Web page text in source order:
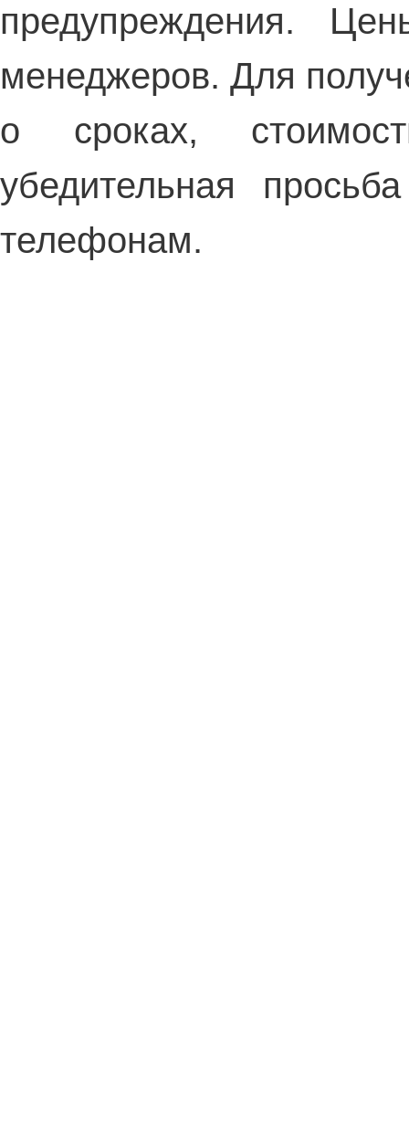
предупреждения.
менеджеров. Для
о сроках,
убедительная
телефонам.